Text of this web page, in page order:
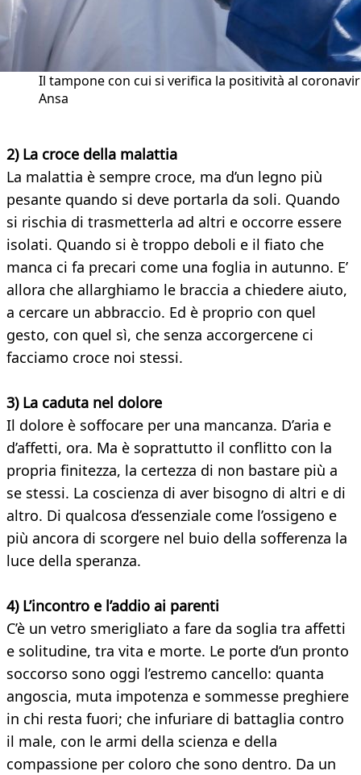
Il tampone con cui si verifica la positività al
Ansa
2) La croce della malattia
La malattia è sempre croce, ma d’un legno più
pesante quando si deve portarla da soli. Quando
si rischia di trasmetterla ad altri e occorre essere
isolati. Quando si è troppo deboli e il fiato che
manca ci fa precari come una foglia in autunno. E’
allora che allarghiamo le braccia a chiedere aiuto,
a cercare un abbraccio. Ed è proprio con quel
gesto, con quel sì, che senza accorgercene ci
facciamo croce noi stessi.
3) La caduta nel dolore
Il dolore è soffocare per una mancanza. D’aria e
d’affetti, ora. Ma è soprattutto il conflitto con la
propria finitezza, la certezza di non bastare più a
se stessi. La coscienza di aver bisogno di altri e di
altro. Di qualcosa d’essenziale come l’ossigeno e
più ancora di scorgere nel buio della sofferenza la
luce della speranza.
4) L’incontro e l’addio ai parenti
C’è un vetro smerigliato a fare da soglia tra affetti
e solitudine, tra vita e morte. Le porte d’un pronto
soccorso sono oggi l’estremo cancello: quanta
angoscia, muta impotenza e sommesse preghiere
in chi resta fuori; che infuriare di battaglia contro
il male, con le armi della scienza e della
compassione per coloro che sono dentro. Da un